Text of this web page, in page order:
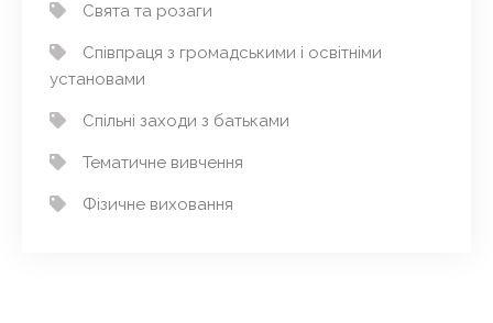
Свята та розаги
Співпраця з громадськими і освітніми
установами
Спільні заходи з батьками
Тематичне вивчення
Фізичне виховання